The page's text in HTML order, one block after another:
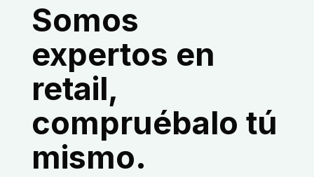
Somos
expertos en
retail,
compruébalo tú
mismo.